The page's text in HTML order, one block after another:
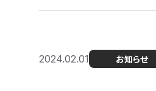
2024.02.01 お知らせ